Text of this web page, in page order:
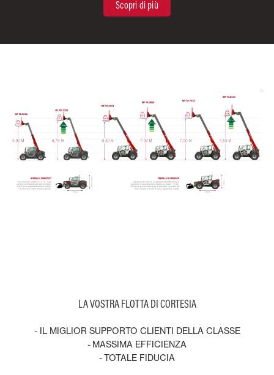
Scopri di più
LA VOSTRA FLOTTA DI CORTESIA
- IL MIGLIOR SUPPORTO CLIENTI DELLA CLASSE
- MASSIMA EFFICIENZA
- TOTALE FIDUCIA